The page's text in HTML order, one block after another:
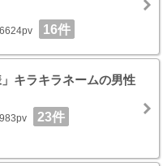
16件
キラキラネームの男性
23件